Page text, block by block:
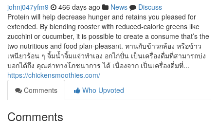
johnj047yfm9 466 days ago News
Discuss
Protein will help decrease hunger and retains you pleased for
extended. By blending rooster with reduced-calorie greens like
zucchini or cucumber, it is possible to create a consume that’s the
two nutritious and food plan-pleasant. ทานกับข้าวกล้อง หรือข้าว
เหนียวร้อน ๆ จิ้มน้ำจิ้มแจ่วทำเอง อกไก่ปั่น เป็นเครื่องดื่มที่สามารถบ่ง
บอกได้ถึง คุณค่าทางโภชนาการ ได้ เนื่องจาก เป็นเครื่องดื่มที่...
https://chickensmoothies.com/
Comments
Who Upvoted
Comments